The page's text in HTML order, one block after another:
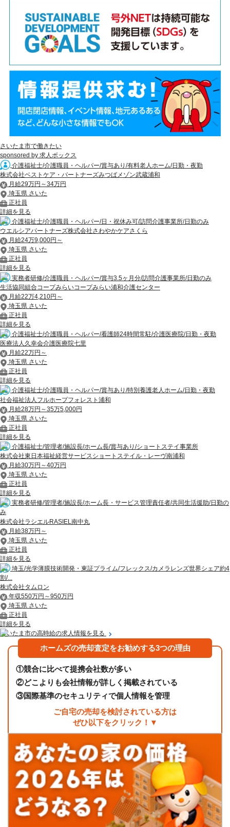
さいたま市で働きたい
sponsored by 求人ボックス
介護福祉士/介護職員・ヘルパー/賞与あり/有料老人ホーム/日勤・夜勤
株式会社ベストケア・パートナーズみつばメゾン武蔵浦和
月給29万円～34万円
埼玉県 さいた
正社員
詳細を見る
介護福祉士/介護職員・ヘルパー/日・祝休み可/訪問介護事業所/日勤のみ
ウエルシアパートナーズ株式会社さわやかケアさくら
月給24万9,000円～
埼玉県 さいた
正社員
詳細を見る
実務者研修/介護職員・ヘルパー/賞与3.5ヶ月分/訪問介護事業所/日勤のみ
生活協同組合コープみらいコープみらい浦和介護センター
月給22万4,210円～
埼玉県 さいた
正社員
詳細を見る
介護福祉士/介護職員・ヘルパー/看護師24時間常駐/介護医療院/日勤・夜勤
医療法人久幸会介護医療院七里
月給22万円～
埼玉県 さいた
正社員
詳細を見る
介護福祉士/介護職員・ヘルパー/賞与あり/特別養護老人ホーム/日勤・夜勤
社会福祉法人フルホープフォレスト浦和
月給28万円～35万5,000円
埼玉県 さいた
正社員
詳細を見る
介護福祉士/管理者/施設長/ホーム長/賞与あり/ショートステイ事業所
株式会社東日本福祉経営サービスショートステイル・レーヴ南浦和
月給30万円～40万円
埼玉県 さいた
正社員
詳細を見る
実務者研修/管理者/施設長/ホーム長・サービス管理責任者/共同生活援助/日勤の
み
株式会社ラシエルRASIEL南中丸
月給38万円～
埼玉県 さいた
正社員
詳細を見る
埼玉/光学薄膜技術開発・東証プライム/フレックス/カメラレンズ世界シェア約4
割/...
株式会社タムロン
年収550万円～950万円
埼玉県 さいた
正社員
詳細を見る
さいたま市の高時給の求人情報を見る
ホームズの売却査定をお勧めする3つの理由
①競合に比べて提携会社数が多い
②どこよりも会社情報が詳しく掲載されている
③国際基準のセキュリティで個人情報を管理
ご自宅の売却を検討されている方は
ぜひ以下をクリック！▼